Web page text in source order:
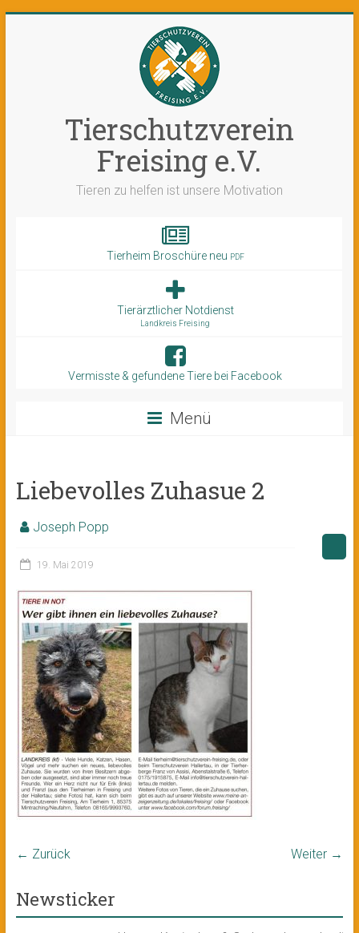
Tierschutzverein
Freising e.V.
Tieren zu helfen ist unsere Motivation
Tierheim Broschüre neu PDF
Tierärztlicher Notdienst
Landkreis Freising
Vermisste & gefundene Tiere bei Facebook
Menü
Liebevolles Zuhasue 2
Joseph Popp
19. Mai 2019
← Zurück Weiter →
Newsticker